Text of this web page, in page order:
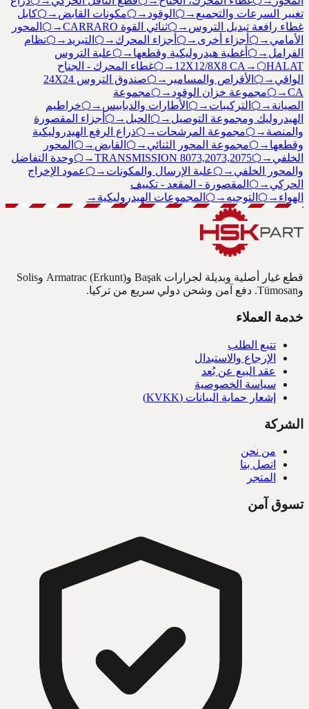
تغيير السرعات والتجميع →
⬡ الوقود →
⬡مكونات القابض →
⬡كابل
غطاء رافعة تبديل التروس →
⬡ثنائي القوة CARRARO →
⬡ المحور
الأمامي →
⬡ أجزاء أخرى →
⬡ أجزاء المحرك →
⬡ التبريد →
⬡نظام
الفرامل →
⬡ أغطية هيدروليكية وقطعها →
⬡علبة التروس
12X12/8X8 CA→ ⬡HALAT
→
⬡غطاء المحرك - الجناح
الواقي →
⬡ الأقراص والمسامير →
⬡
صندوق التروس 24X24
CA
→
⬡مجموعة خزان الوقود →
⬡مجموعة
الصيانة →
⬡ التركيبات →
⬡ الأطارات والدبابيس →
⬡خراطيم
الهيدروليك ومجموعة التوصيل →
⬡ الحبل →
⬡ أجزاء المقصورة
والمنصة →
⬡مجموعة المرشحات →
⬡ذراع الرفع الهيدروليكية
وقطعها →
⬡مجموعة المحور الثنائي →
⬡ القابض →
⬡ المحور
الخلفي →
⬡
TRANSMISSION 8073,2073,2075
→
⬡وحدة التفاضل
والمحور الخلفي →
⬡علبة الإرسال والمكونات →
⬡عمود الإخراج
الحركي →
⬡ المقصورة - المقعد - تكييف
الهواء →
⬡ التوجيه →
⬡ المجموعات الهيدروليكية →
قطع غيار أصلية وبديلة لجرارات Başak وArmatrac (Erkunt) وSolis
وTümosan. دفع آمن وشحن دولي سريع من تركيا.
خدمة العملاء
تتبع الطلب
الإرجاع والاستبدال
عقد البيع عن بُعد
سياسة الخصوصية
إشعار حماية البيانات (KVKK)
الشركة
من نحن
اتصل بنا
المتجر
تسوق آمن